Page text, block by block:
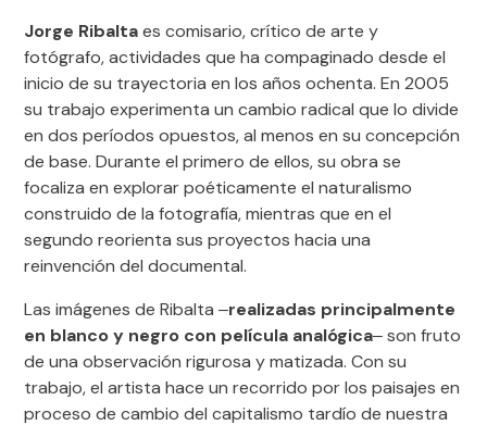
Jorge Ribaltaes comisario, crítico de arte y
fotógrafo, actividades que ha compaginado desde el
inicio de su trayectoria en los años ochenta. En 2005
su trabajo experimenta un cambio radical que lo divide
en dos períodos opuestos, al menos en su concepción
de base. Durante el primero de ellos, su obra se
focaliza en explorar poéticamente el naturalismo
construido de la fotografía, mientras que en el
segundo reorienta sus proyectos hacia una
reinvención del documental.
Las imágenes de Ribalta ‒realizadas principalmente
en blanco y negro con película analógica‒ son fruto
de una observación rigurosa y matizada. Con su
trabajo, el artista hace un recorrido por los paisajes en
proceso de cambio del capitalismo tardío de nuestra